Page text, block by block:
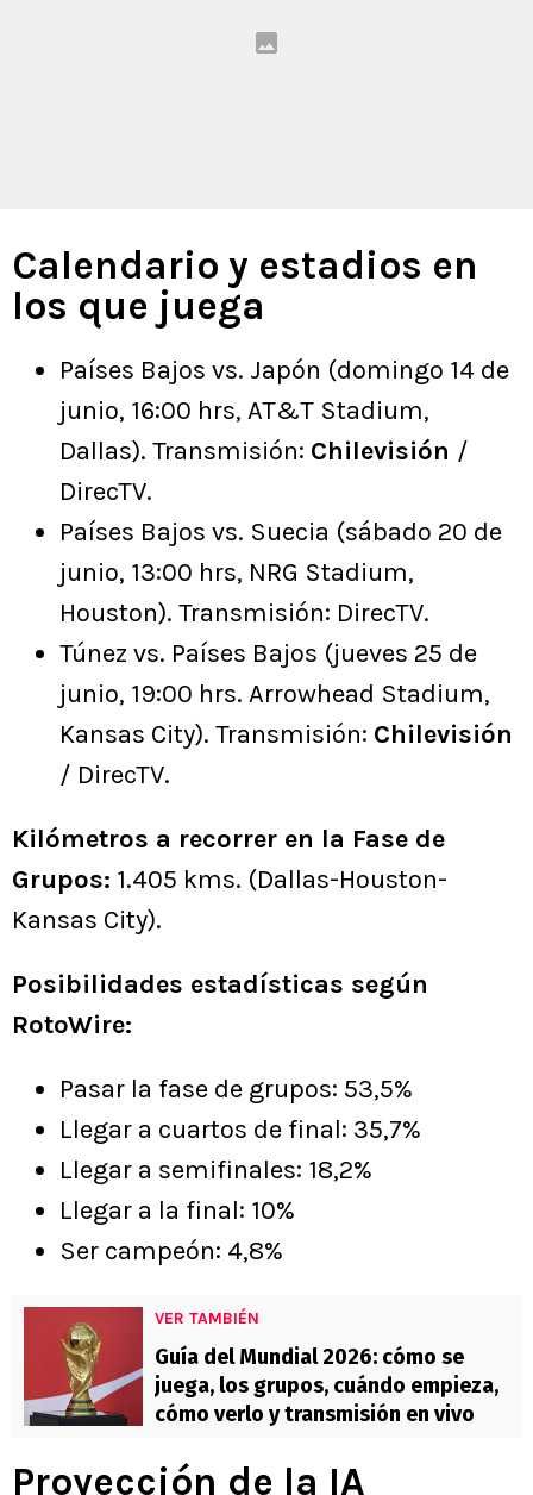
Calendario y estadios en
los que juega
Países Bajos vs. Japón (domingo 14 de
junio, 16:00 hrs, AT&T Stadium,
Dallas). Transmisión: Chilevisión /
DirecTV.
Países Bajos vs. Suecia (sábado 20 de
junio, 13:00 hrs, NRG Stadium,
Houston). Transmisión: DirecTV.
Túnez vs. Países Bajos (jueves 25 de
junio, 19:00 hrs. Arrowhead Stadium,
Kansas City). Transmisión: Chilevisión
/ DirecTV.
Kilómetros a recorrer en la Fase de
Grupos: 1.405 kms. (Dallas-Houston-
Kansas City).
Posibilidades estadísticas según
RotoWire:
Pasar la fase de grupos: 53,5%
Llegar a cuartos de final: 35,7%
Llegar a semifinales: 18,2%
Llegar a la final: 10%
Ser campeón: 4,8%
VER TAMBIÉN
Guía del Mundial 2026: cómo se
juega, los grupos, cuándo empieza,
cómo verlo y transmisión en vivo
Proyección de la IA